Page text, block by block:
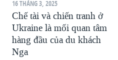
16 THÁNG 3, 2025
Chế tài và chiến tranh ở
Ukraine là mối quan tâm
hàng đầu của du khách
Nga